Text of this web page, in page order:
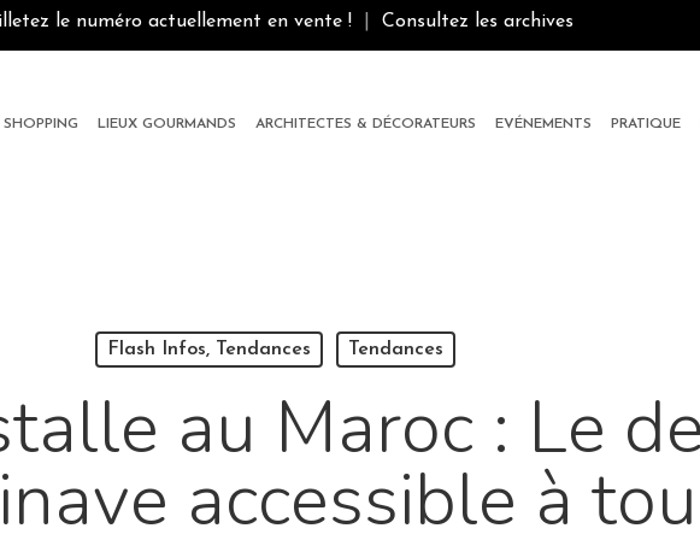
le numéro actuellement en vente ! Consultez les archives
SHOPPING LIEUX GOURMANDS ARCHITECTES & DÉCORATEURS EVÉNEMENTS PRATIQUE
Flash Infos, Tendances Tendances
au Maroc : Le
accessible à